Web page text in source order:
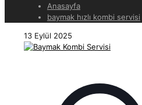
Anasayfa
baymak hızlı kombi servisi
13 Eylül 2025